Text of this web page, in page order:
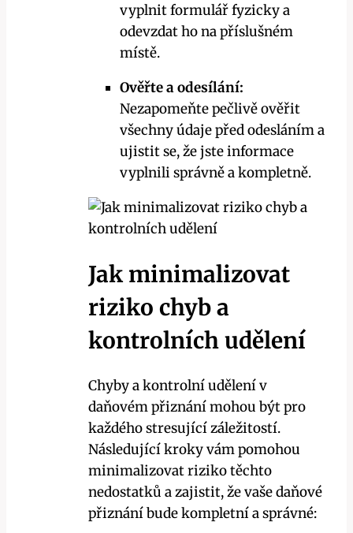
vyplnit formulář fyzicky a
odevzdat ho na příslušném
místě.
Ověřte a odesílání:
Nezapomeňte pečlivě ověřit
všechny údaje před odesláním a
ujistit se, že jste informace
vyplnili správně a kompletně.
Jak minimalizovat
riziko chyb a
kontrolních udělení
Chyby a kontrolní udělení v
daňovém přiznání mohou být pro
každého stresující záležitostí.
Následující kroky vám pomohou
minimalizovat riziko těchto
nedostatků a zajistit, že vaše daňové
přiznání bude kompletní a správné: